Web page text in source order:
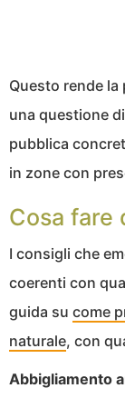
Questo rende
una questione
pubblica
in zone con
Cosa fare
I consigli che
coerenti con
guida su come
naturale, con
Abbigliamento